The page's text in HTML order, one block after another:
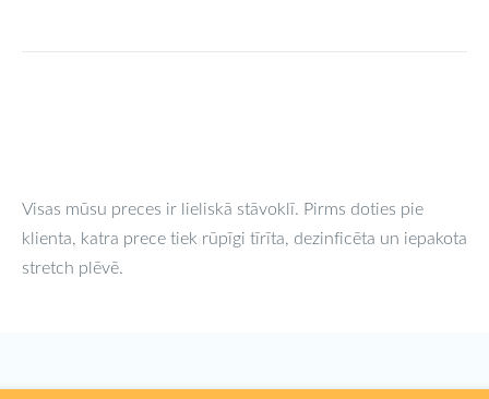
Visas mūsu preces ir lieliskā stāvoklī. Pirms doties pie
klienta, katra prece tiek rūpīgi tīrīta, dezinficēta un iepakota
stretch plēvē.